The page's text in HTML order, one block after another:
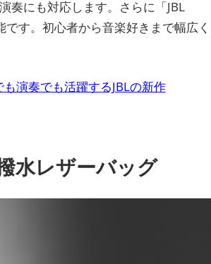
奏にも対応します。さらに「JBL
す。初心者から音楽好きまで幅広く
演奏でも活躍するJBLの新作
水レザーバッグ